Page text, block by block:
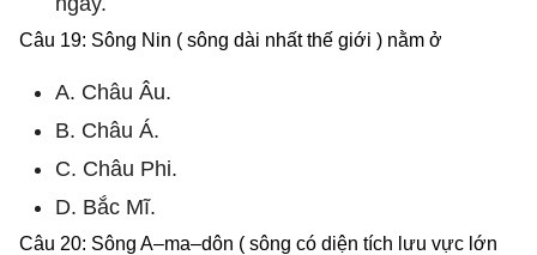
Câu 19: Sông Nin ( sông dài nhất thế giới ) nằm ở
A. Châu Âu.
B. Châu Á.
C. Châu Phi.
D. Bắc Mĩ.
Câu 20: Sông A–ma–dôn ( sông có diện tích lưu vực lớn